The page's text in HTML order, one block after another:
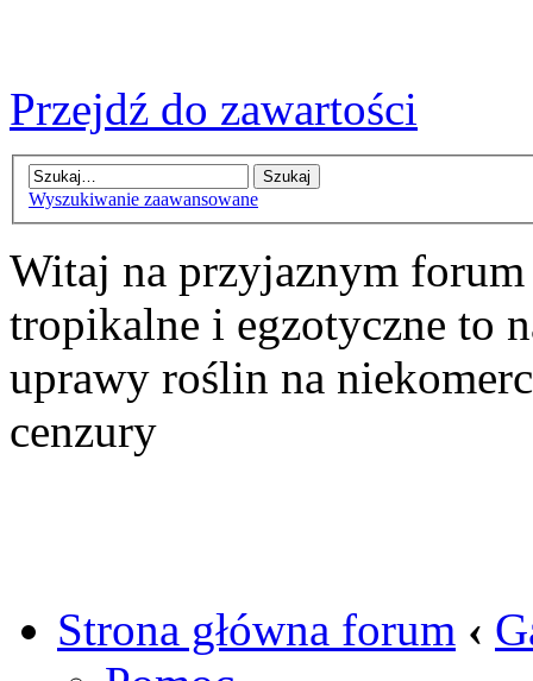
Przejdź do zawartości
Wyszukiwanie zaawansowane
Witaj na przyjaznym
tropikalne i egzotyczne to
uprawy roślin na
cenzury
Strona główna forum ‹